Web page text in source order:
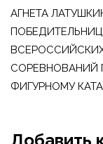
по
записям
АГНЕТА
СОРЕВНОВАНИЙ
ФИГУРНОМУ